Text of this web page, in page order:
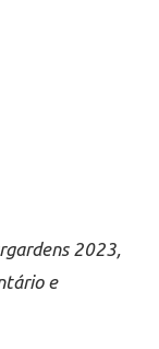
2023,
e